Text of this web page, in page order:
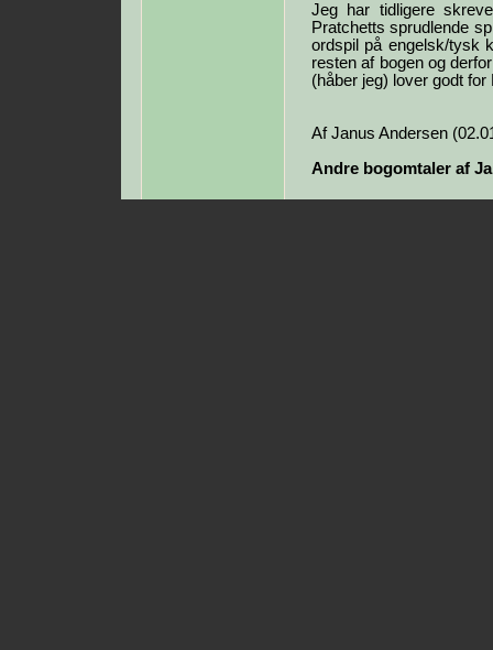
Jeg har tidligere
Pratchetts sprudlende
ordspil på engelsk/tysk
resten af bogen og
(håber jeg) lover godt
Af Janus Andersen
Andre bogomtaler af